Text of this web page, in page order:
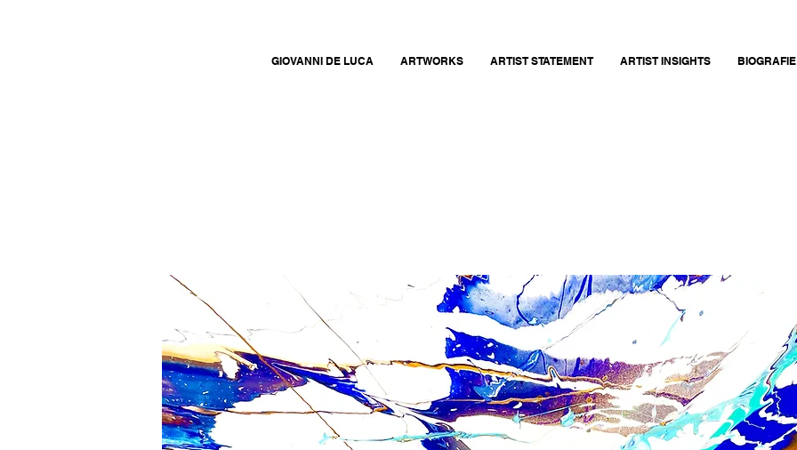
GIOVANNI DE LUCA ARTWORKS ARTIST STATEMENT ARTIST INSIGHTS